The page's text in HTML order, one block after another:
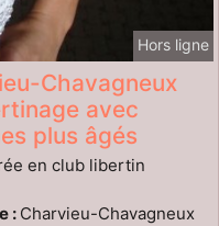
Hors ligne
Chavagneux
avec
plus âgés
en club libertin
: Charvieu-Chavagneux